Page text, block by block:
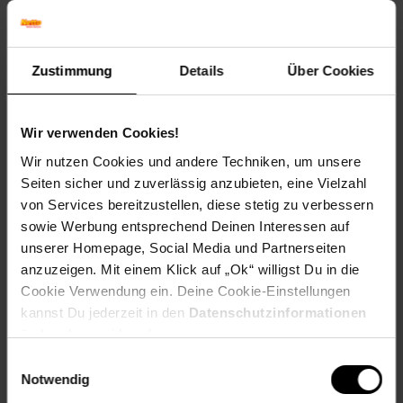
Zustimmung Details Über Cookies
Wir verwenden Cookies!
Wir nutzen Cookies und andere Techniken, um unsere
Seiten sicher und zuverlässig anzubieten, eine Vielzahl
von Services bereitzustellen, diese stetig zu verbessern
sowie Werbung entsprechend Deinen Interessen auf
unserer Homepage, Social Media und Partnerseiten
anzuzeigen. Mit einem Klick auf „Ok“ willigst Du in die
Cookie Verwendung ein. Deine Cookie-Einstellungen
kannst Du jederzeit in den Datenschutzinformationen
ändern bzw. widerrufen.
Notwendig
Blütenfarbe: Gelb
Frucht: Keine Frucht
Standortempfehlung: Halbschattig, windgeschützt
Lichtbedarf: Halbschattig-Schattig
Wasserbedarf: Hoch
Rückschnitt: Leichter Rückschnitt nach der Blüte.
Schnittverträglichkeit: Gut
Bodenansprüche: sauer und humos
Nährstoffgehalt: Mittel
Frosthärte: bis -24 °C
Verwendung: Solitärpflanzung, Heckenpflanze,
Kübelpflanze, Moorbeet, Schattengarten.
Duft: Kein Duft